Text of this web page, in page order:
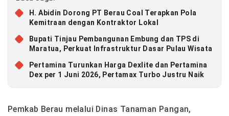
H. Abidin Dorong PT Berau Coal Terapkan Pola
Kemitraan dengan Kontraktor Lokal
Bupati Tinjau Pembangunan Embung dan TPS di
Maratua, Perkuat Infrastruktur Dasar Pulau Wisata
Pertamina Turunkan Harga Dexlite dan Pertamina
Dex per 1 Juni 2026, Pertamax Turbo Justru Naik
Pemkab Berau melalui Dinas Tanaman Pangan,